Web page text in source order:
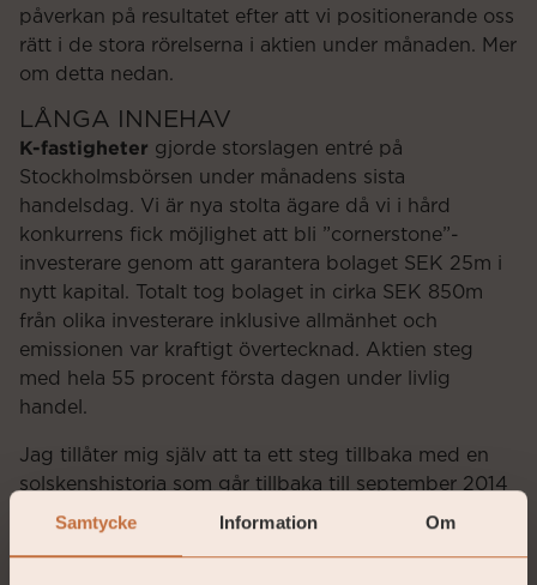
Samtycke Information Om
påverkan på resultatet efter att vi positionerande oss
rätt i de stora rörelserna i aktien under månaden. Mer
om detta nedan.
LÅNGA INNEHAV
K-fastigheter gjorde storslagen entré på
Stockholmsbörsen under månadens sista
handelsdag. Vi är nya stolta ägare då vi i hård
konkurrens fick möjlighet att bli ”cornerstone”-
investerare genom att garantera bolaget SEK 25m i
nytt kapital. Totalt tog bolaget in cirka SEK 850m
från olika investerare inklusive allmänhet och
emissionen var kraftigt övertecknad. Aktien steg
med hela 55 procent första dagen under livlig
handel.
Jag tillåter mig själv att ta ett steg tillbaka med en
solskenshistoria som går tillbaka till september 2014
när undertecknad slickade såren efter både en